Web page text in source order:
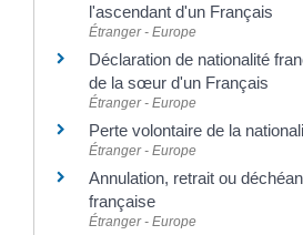
l'ascendant d'un Français
Étranger - Europe
Déclaration de nationalité
de la sœur d'un Français
Étranger - Europe
Perte volontaire de la
Étranger - Europe
Annulation, retrait ou
française
Étranger - Europe